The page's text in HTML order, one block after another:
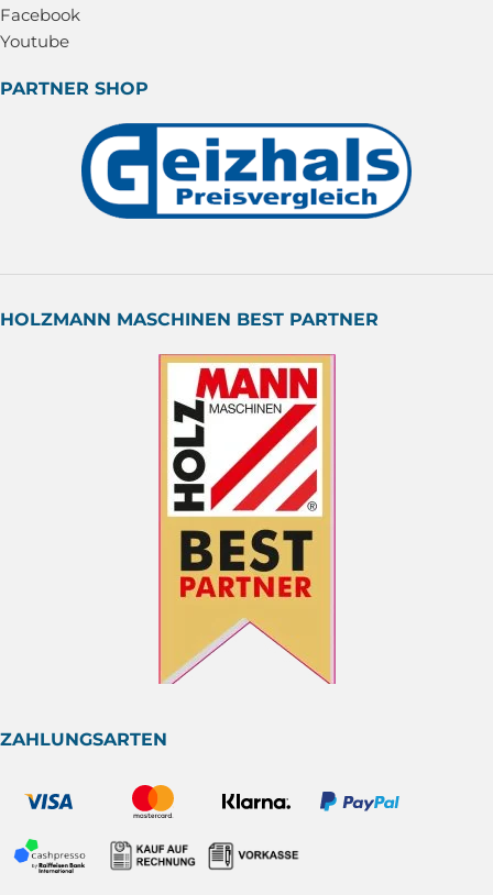
Facebook
Youtube
PARTNER SHOP
HOLZMANN MASCHINEN BEST PARTNER
ZAHLUNGSARTEN